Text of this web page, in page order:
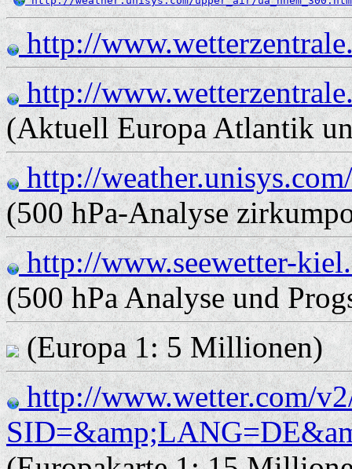
http://
http://
(Aktuell Europa Atlantik
http://
(500 hPa-Analyse
http://www.seewetter-
(500 hPa Analyse und
(Europa 1: 5 Millionen)
http://www.wetter.com/